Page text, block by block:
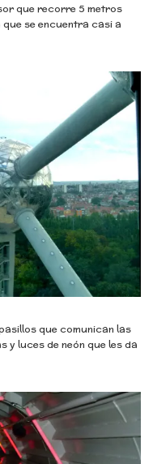
que recorre 5 metros
se encuentra casi a
que comunican las
y luces de neón que les da